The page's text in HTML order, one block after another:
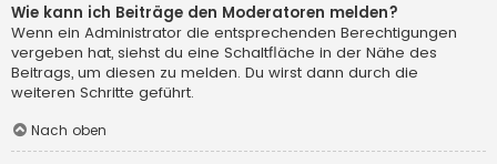
Wie kann ich Beiträge den Moderatoren melden?
Wenn ein Administrator die entsprechenden Berechtigungen
vergeben hat, siehst du eine Schaltfläche in der Nähe des
Beitrags, um diesen zu melden. Du wirst dann durch die
weiteren Schritte geführt.
Nach oben